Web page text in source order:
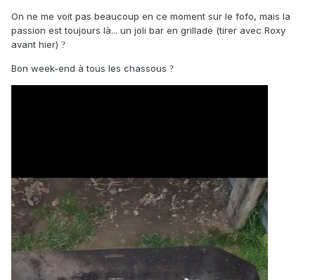
On ne me voit pas beaucoup en ce moment sur le fofo, mais la
passion est toujours là... un joli bar en grillade (tirer avec Roxy
avant hier) ?
Bon week-end à tous les chassous ?